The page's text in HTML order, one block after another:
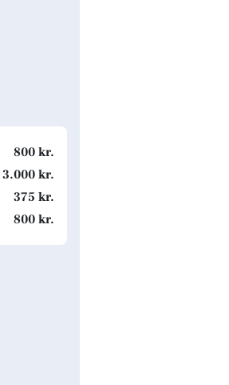
800 kr.
3.000 kr.
375 kr.
800 kr.